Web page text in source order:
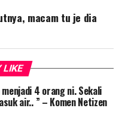
macam tu je dia
LIKE
menjadi 4 orang ni. Sekali
air.. ” – Komen Netizen